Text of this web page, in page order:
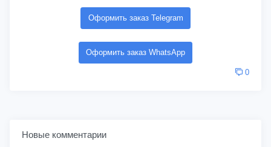
Оформить заказ Telegram
Оформить заказ WhatsApp
0
Новые комментарии